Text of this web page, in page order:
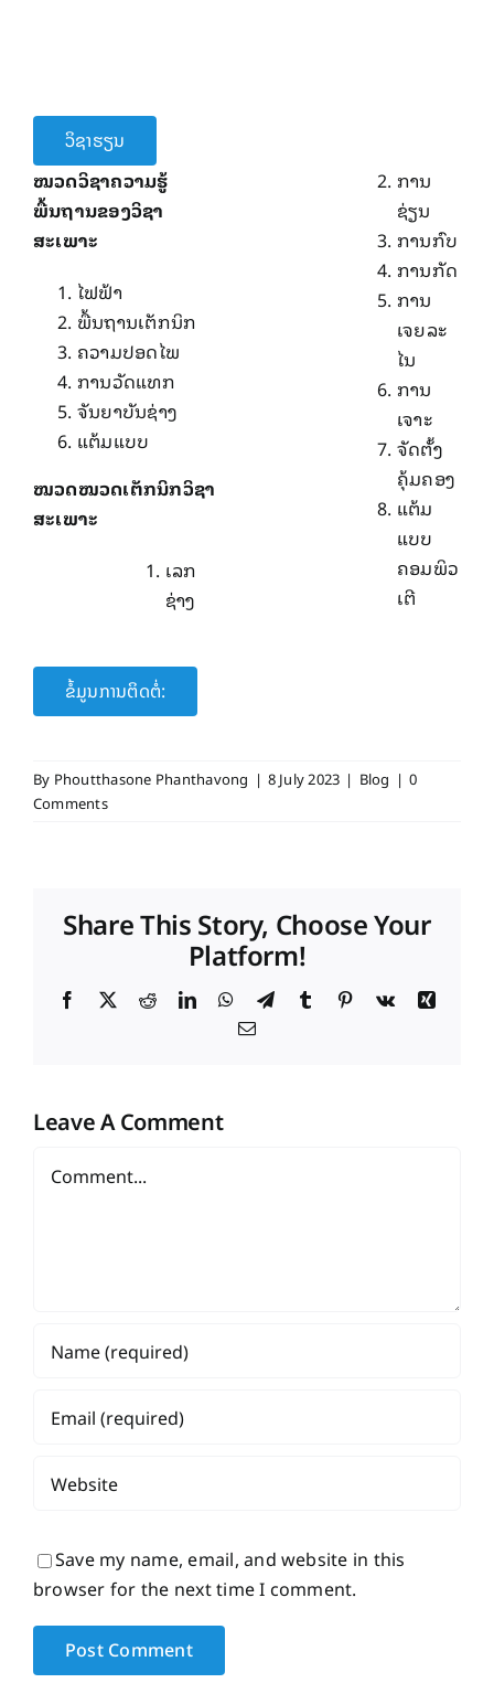
ວິຊາຮຽນ
ໝວດວິຊາຄວາມຮູ້
ພື້ນຖານຂອງວິຊາ
ສະເພາະ
ໄຟຟ້າ
ພື້ນຖານເຕັກນິກ
ຄວາມປອດໄພ
ການວັດແທກ
ຈັນຍາບັນຊ່າງ
ແຕ້ມແບບ
ໝວດໝວດເຕັກນິກວິຊາ
ສະເພາະ
ເລກ
ຊ່າງ
ການ
ຊ່ຽນ
ການກົບ
ການກັດ
ການ
ເຈຍລະ​
ໄນ
ການ
ເຈາະ
ຈັດຕັ້ງ
ຄຸ້ມຄອງ
ແຕ້ມ
ແບບ
ຄອມພິວ
ເຕີ
ຂໍ້ມູນການຕິດຕໍ່:
By Phoutthasone Phanthavong | 8 July 2023 | Blog | 0
Comments
Share This Story, Choose Your
Platform!
Facebook
X RedditLinkedInWhatsApp
TelegramTumblr Pinterest
Vk
Xing
Email
Leave A Comment
Save my name, email, and website in this
browser for the next time I comment.